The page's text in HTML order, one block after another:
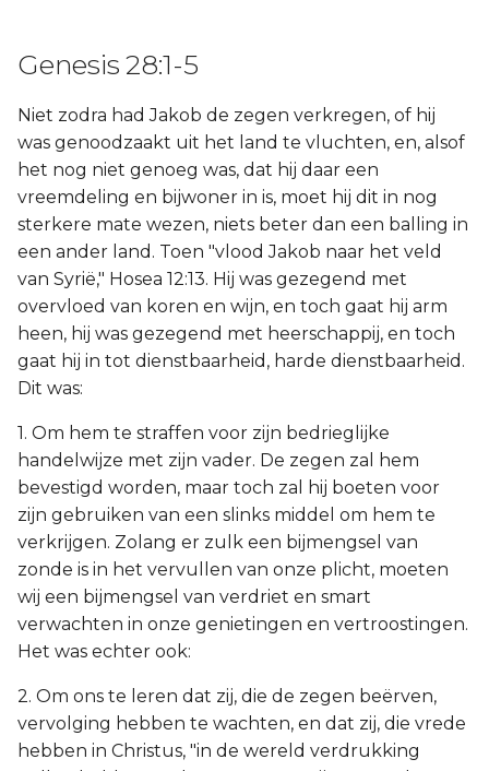
Genesis 28:1-5
Niet zodra had Jakob de zegen verkregen, of hij
was genoodzaakt uit het land te vluchten, en, alsof
het nog niet genoeg was, dat hij daar een
vreemdeling en bijwoner in is, moet hij dit in nog
sterkere mate wezen, niets beter dan een balling in
een ander land. Toen "vlood Jakob naar het veld
van Syrië," Hosea 12:13. Hij was gezegend met
overvloed van koren en wijn, en toch gaat hij arm
heen, hij was gezegend met heerschappij, en toch
gaat hij in tot dienstbaarheid, harde dienstbaarheid.
Dit was:
1. Om hem te straffen voor zijn bedrieglijke
handelwijze met zijn vader. De zegen zal hem
bevestigd worden, maar toch zal hij boeten voor
zijn gebruiken van een slinks middel om hem te
verkrijgen. Zolang er zulk een bijmengsel van
zonde is in het vervullen van onze plicht, moeten
wij een bijmengsel van verdriet en smart
verwachten in onze genietingen en vertroostingen.
Het was echter ook:
2. Om ons te leren dat zij, die de zegen beërven,
vervolging hebben te wachten, en dat zij, die vrede
hebben in Christus, "in de wereld verdrukking